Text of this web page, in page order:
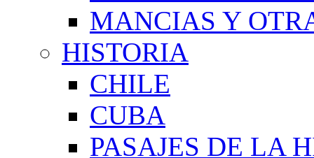
MANCIAS Y
HISTORIA
CHILE
CUBA
PASAJES DE LA